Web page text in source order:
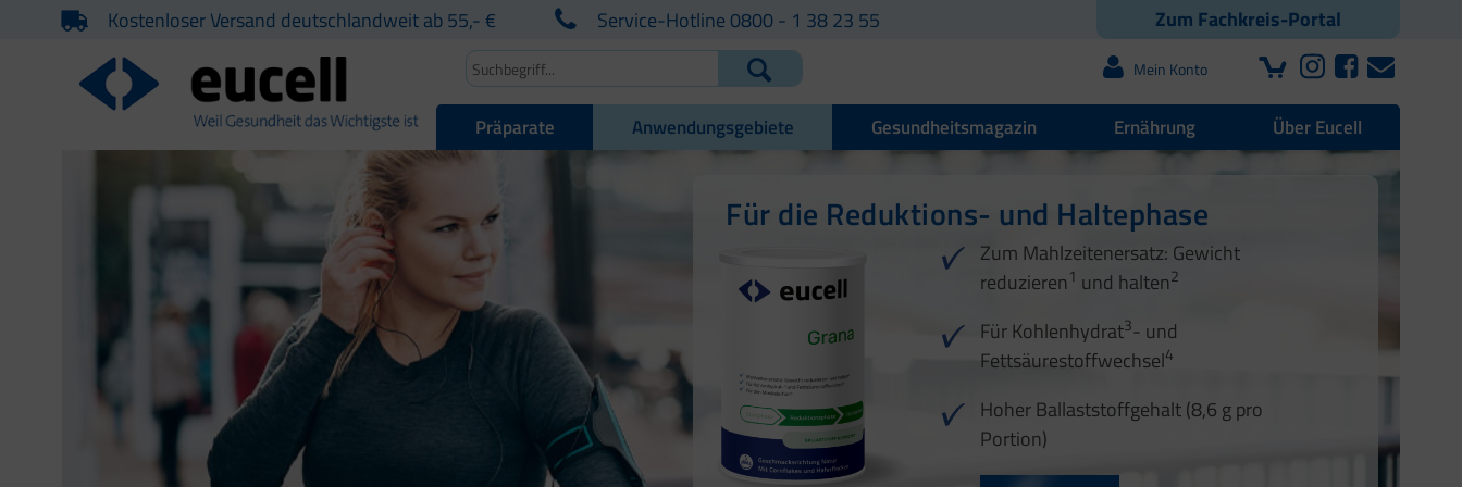
Zum Fachkreis-Portal
Kostenloser Versand deutschlandweit ab 55,- € Service-Hotline 0800 - 1 38 23 55
Mein Konto
Präparate Anwendungsgebiete Gesundheitsmagazin Ernährung Über Eucell
Für die Reduktions- und Haltephase
Zum Mahlzeitenersatz: Gewicht
reduzieren1 und halten2
Für Kohlenhydrat3- und
Fettsäurestoffwechsel4
Hoher Ballaststoffgehalt (8,6 g pro
Portion)
Für die Reduktions- und Haltephase
1 2
3
4